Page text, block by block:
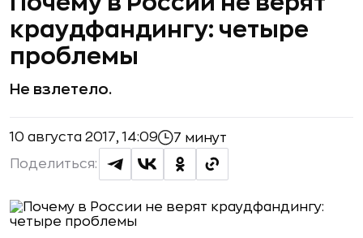
краудфандингу: четыре
проблемы
Не взлетело.
10 августа 2017, 14:09 7 минут
Поделиться: